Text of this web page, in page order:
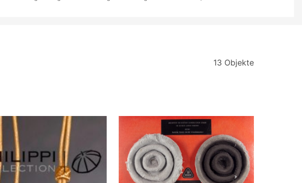
13 Objekte